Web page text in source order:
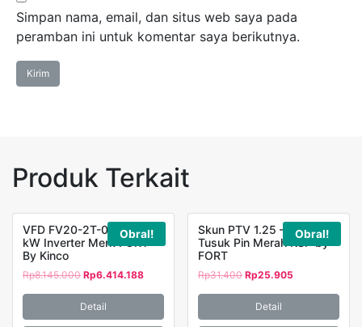
Simpan nama, email, dan situs web saya pada
peramban ini untuk komentar saya berikutnya.
Produk Terkait
Obral!
VFD FV20-2T-0055G 5,5
kW Inverter Merk FORT
By Kinco
Rp8.145.000 Rp6.414.188
Detail
Obral!
Skun PTV 1.25 – 12 Jarum
Tusuk Pin Merah KSP by
FORT
Rp31.400 Rp25.905
Detail